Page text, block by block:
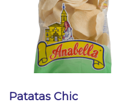
Patatas Chic